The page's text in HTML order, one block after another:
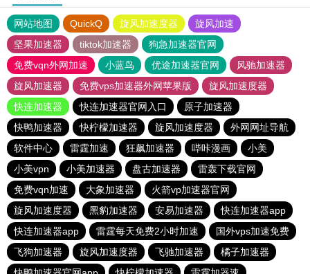
网站地图 QuickQ 旋风加速度器
旋风加速
坚果加速器
tiktok加速器
狗急加速器官网
免费vqn外网加速
小蓝鸟 优途加速器官网
风驰加速器
旋风加速器
免费vps加速器外网苹果版
旋风加速度器
快连加速器
快连加速器官网入口
原子加速器
快鸭加速器
快柠檬加速器 旋风加速度器
外网网址导航
软件中心
雷霆加速 狂飙加速器 哔咔漫画
小美
小美vpn
小美加速器 盘古加速器
雷轰下载官网
免费vqn加速
大象加速器
火箭vp加速器官网
旋风加速度器
黑豹加速器 安易加速器
快连加速器app
快连加速器app
雷霆每天免费2小时加速
国外vps加速免费
飞狗加速器
旋风加速度器 飞驰加速器
橘子加速器